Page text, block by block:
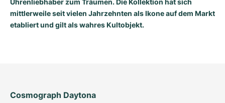
mittlerweile seit vielen Jahrzehnten als Ikone auf dem Markt
etabliert und gilt als wahres Kultobjekt.
Cosmograph Daytona